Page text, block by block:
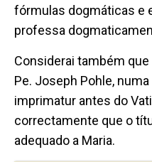
fórmulas dogmáticas e
professa
Considerai também
Pe. Joseph Pohle,
imprimatur antes do
correctamente que o
adequado a Maria.